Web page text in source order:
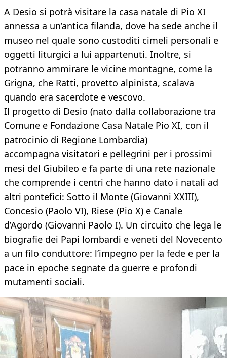
A Desio si potrà visitare la casa natale di Pio XI
annessa a un’antica filanda, dove ha sede anche il
museo nel quale sono custoditi cimeli personali e
oggetti liturgici a lui appartenuti. Inoltre, si
potranno ammirare le vicine montagne, come la
Grigna, che Ratti, provetto alpinista, scalava
quando era sacerdote e vescovo.
Il progetto di Desio (nato dalla collaborazione tra
Comune e Fondazione Casa Natale Pio XI, con il
patrocinio di Regione Lombardia)
accompagna visitatori e pellegrini per i prossimi
mesi del Giubileo e fa parte di una rete nazionale
che comprende i centri che hanno dato i natali ad
altri pontefici: Sotto il Monte (Giovanni XXIII),
Concesio (Paolo VI), Riese (Pio X) e Canale
d’Agordo (Giovanni Paolo I). Un circuito che lega le
biografie dei Papi lombardi e veneti del Novecento
a un filo conduttore: l’impegno per la fede e per la
pace in epoche segnate da guerre e profondi
mutamenti sociali.